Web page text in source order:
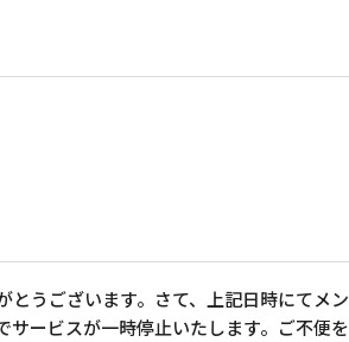
うございます。さて、上記日時にてメン
ービスが一時停止いたします。ご不便を